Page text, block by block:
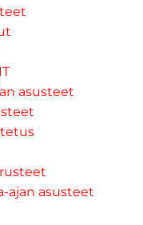
asusteet
ajan asusteet